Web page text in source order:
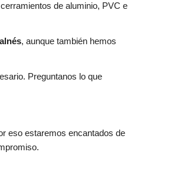
de aluminio, PVC e
, aunque también hemos
Preguntanos lo que
eso estaremos encantados de